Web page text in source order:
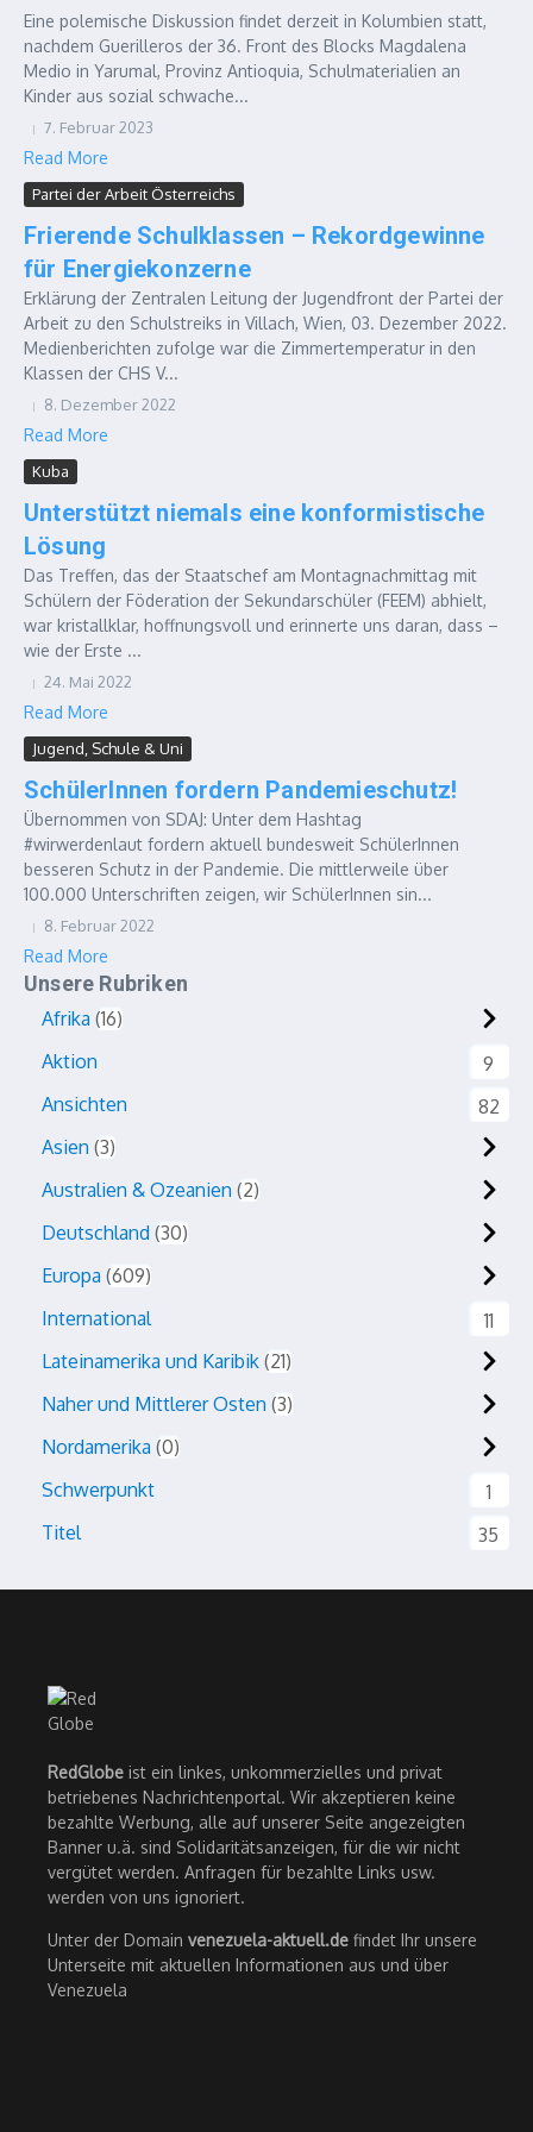
Eine polemische Diskussion findet derzeit in Kolumbien statt,
nachdem Guerilleros der 36. Front des Blocks Magdalena
Medio in Yarumal, Provinz Antioquia, Schulmaterialien an
Kinder aus sozial schwache...
7. Februar 2023
Read More
Partei der Arbeit Österreichs
Frierende Schulklassen – Rekordgewinne
für Energiekonzerne
Erklärung der Zentralen Leitung der Jugendfront der Partei der
Arbeit zu den Schulstreiks in Villach, Wien, 03. Dezember 2022.
Medienberichten zufolge war die Zimmertemperatur in den
Klassen der CHS V...
8. Dezember 2022
Read More
Kuba
Unterstützt niemals eine konformistische
Lösung
Das Treffen, das der Staatschef am Montagnachmittag mit
Schülern der Föderation der Sekundarschüler (FEEM) abhielt,
war kristallklar, hoffnungsvoll und erinnerte uns daran, dass –
wie der Erste ...
24. Mai 2022
Read More
Jugend, Schule & Uni
SchülerInnen fordern Pandemieschutz!
Übernommen von SDAJ: Unter dem Hashtag
#wirwerdenlaut fordern aktuell bundesweit SchülerInnen
besseren Schutz in der Pandemie. Die mittlerweile über
100.000 Unterschriften zeigen, wir SchülerInnen sin...
8. Februar 2022
Read More
Unsere Rubriken
Afrika 16
Aktion
9
Ansichten
82
Asien 3
Australien & Ozeanien 2
Deutschland 30
Europa 609
International
11
Lateinamerika und Karibik 21
Naher und Mittlerer Osten 3
Nordamerika 0
Schwerpunkt
1
Titel
35
RedGlobe ist ein linkes, unkommerzielles und privat
betriebenes Nachrichtenportal. Wir akzeptieren keine
bezahlte Werbung, alle auf unserer Seite angezeigten
Banner u.ä. sind Solidaritätsanzeigen, für die wir nicht
vergütet werden. Anfragen für bezahlte Links usw.
werden von uns ignoriert.
Unter der Domain venezuela-aktuell.de findet Ihr unsere
Unterseite mit aktuellen Informationen aus und über
Venezuela